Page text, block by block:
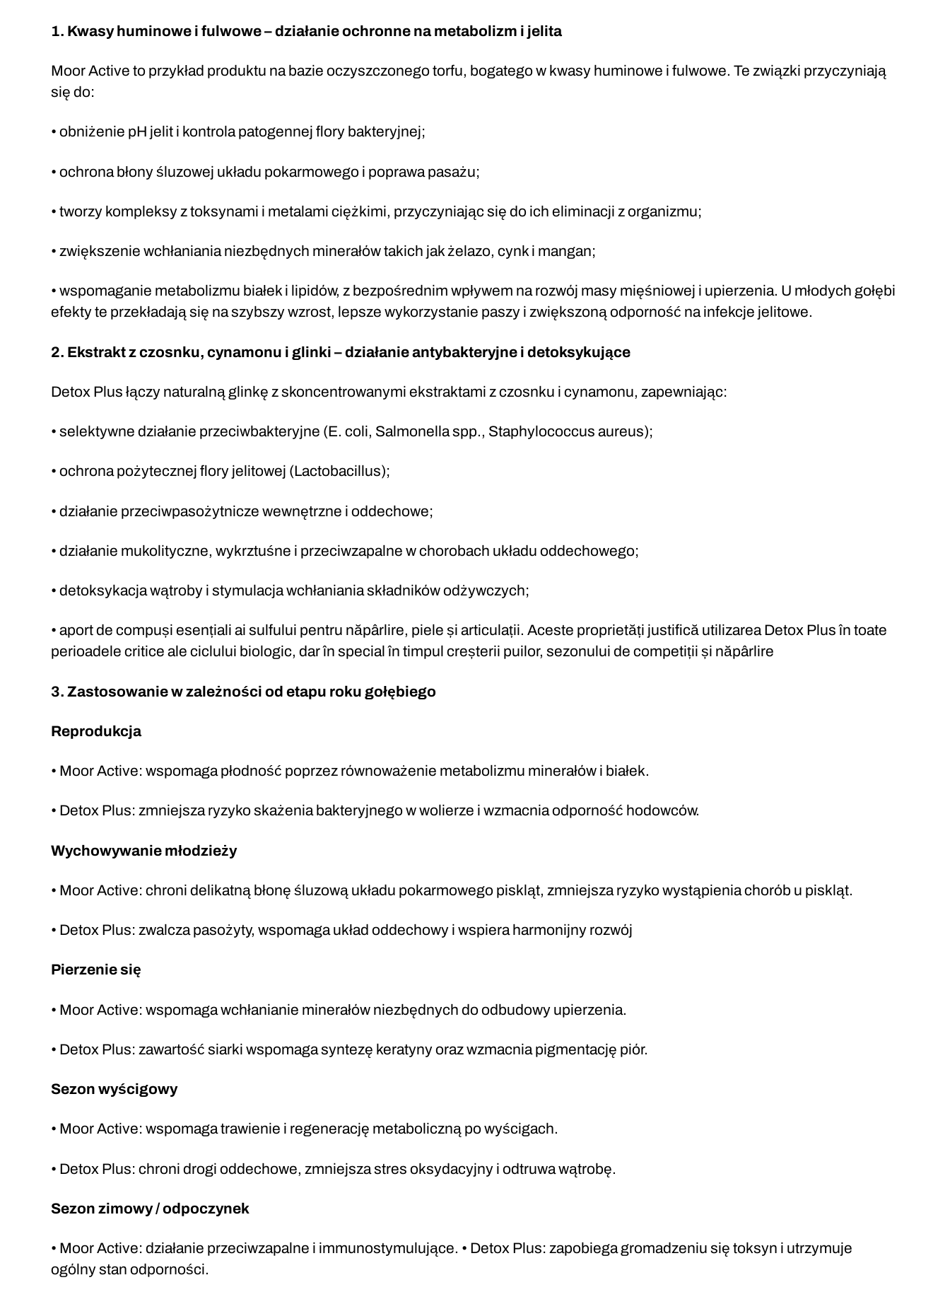
1. Kwasy huminowe i fulwowe – działanie ochronne na metabolizm i jelita
Moor Active to przykład produktu na bazie oczyszczonego torfu, bogatego w kwasy huminowe i fulwowe. Te związki przyczyniają
się do:
• obniżenie pH jelit i kontrola patogennej flory bakteryjnej;
• ochrona błony śluzowej układu pokarmowego i poprawa pasażu;
• tworzy kompleksy z toksynami i metalami ciężkimi, przyczyniając się do ich eliminacji z organizmu;
• zwiększenie wchłaniania niezbędnych minerałów takich jak żelazo, cynk i mangan;
• wspomaganie metabolizmu białek i lipidów, z bezpośrednim wpływem na rozwój masy mięśniowej i upierzenia. U młodych gołębi
efekty te przekładają się na szybszy wzrost, lepsze wykorzystanie paszy i zwiększoną odporność na infekcje jelitowe.
2. Ekstrakt z czosnku, cynamonu i glinki – działanie antybakteryjne i detoksykujące
Detox Plus łączy naturalną glinkę z skoncentrowanymi ekstraktami z czosnku i cynamonu, zapewniając:
• selektywne działanie przeciwbakteryjne (E. coli, Salmonella spp., Staphylococcus aureus);
• ochrona pożytecznej flory jelitowej (Lactobacillus);
• działanie przeciwpasożytnicze wewnętrzne i oddechowe;
• działanie mukolityczne, wykrztuśne i przeciwzapalne w chorobach układu oddechowego;
• detoksykacja wątroby i stymulacja wchłaniania składników odżywczych;
• aport de compuși esențiali ai sulfului pentru năpârlire, piele și articulații. Aceste proprietăți justifică utilizarea Detox Plus în toate
perioadele critice ale ciclului biologic, dar în special în timpul creșterii puilor, sezonului de competiții și năpârlire
3. Zastosowanie w zależności od etapu roku gołębiego
Reprodukcja
• Moor Active: wspomaga płodność poprzez równoważenie metabolizmu minerałów i białek.
• Detox Plus: zmniejsza ryzyko skażenia bakteryjnego w wolierze i wzmacnia odporność hodowców.
Wychowywanie młodzieży
• Moor Active: chroni delikatną błonę śluzową układu pokarmowego piskląt, zmniejsza ryzyko wystąpienia chorób u piskląt.
• Detox Plus: zwalcza pasożyty, wspomaga układ oddechowy i wspiera harmonijny rozwój
Pierzenie się
• Moor Active: wspomaga wchłanianie minerałów niezbędnych do odbudowy upierzenia.
• Detox Plus: zawartość siarki wspomaga syntezę keratyny oraz wzmacnia pigmentację piór.
Sezon wyścigowy
• Moor Active: wspomaga trawienie i regenerację metaboliczną po wyścigach.
• Detox Plus: chroni drogi oddechowe, zmniejsza stres oksydacyjny i odtruwa wątrobę.
Sezon zimowy / odpoczynek
• Moor Active: działanie przeciwzapalne i immunostymulujące. • Detox Plus: zapobiega gromadzeniu się toksyn i utrzymuje
ogólny stan odporności.